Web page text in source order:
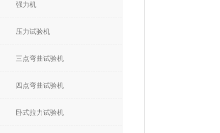
强力机
压力试验机
三点弯曲试验机
四点弯曲试验机
卧式拉力试验机